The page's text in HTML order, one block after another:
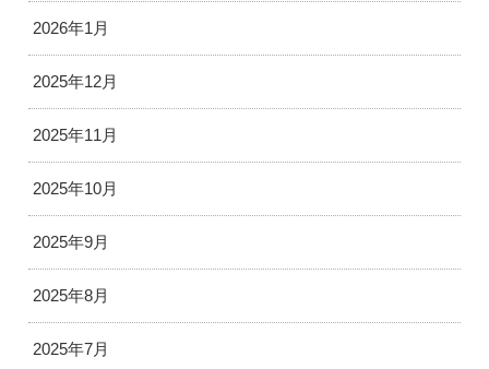
2026年1月
2025年12月
2025年11月
2025年10月
2025年9月
2025年8月
2025年7月